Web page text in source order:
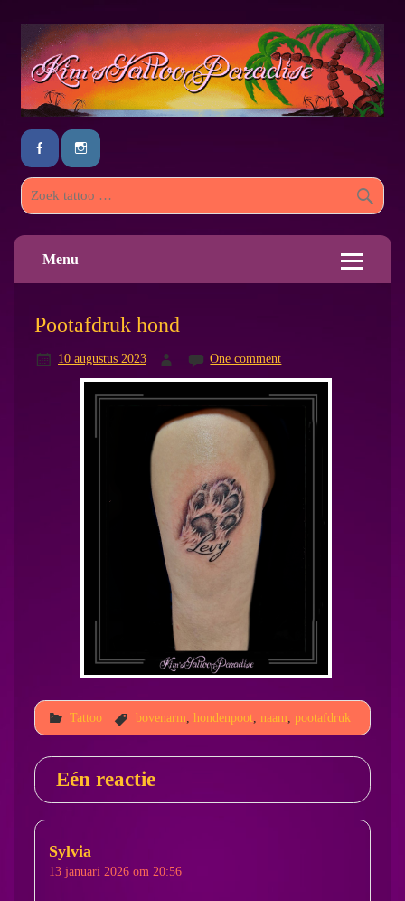
Menu
Pootafdruk hond
10 augustus 2023 One comment
Tattoo bovenarm hondenpoot, naam pootafdruk
Eén reactie
Sylvia
13 januari 2026 om 20:56